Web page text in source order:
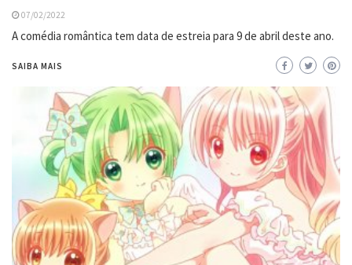
07/02/2022
A comédia romântica tem data de estreia para 9 de abril deste ano.
SAIBA MAIS